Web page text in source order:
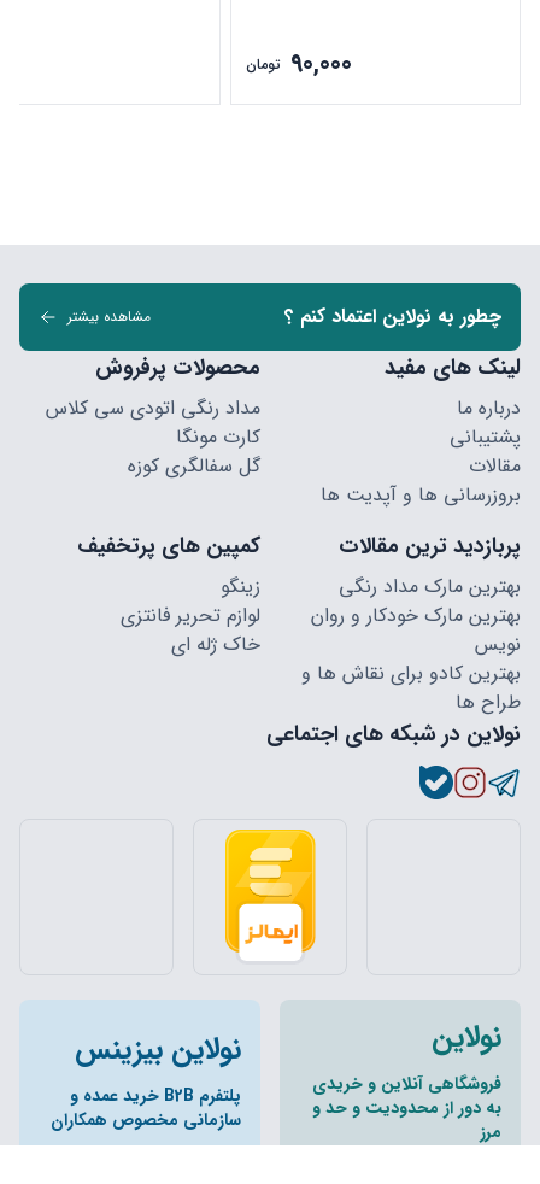
90,000 تومان
چطور به نولاین اعتماد کنم ؟ مشاهده بیشتر
لینک های مفید
درباره ما
پشتیبانی
مقالات
بروزرسانی ها و آپدیت ها
محصولات پرفروش
مداد رنگی اتودی سی کلاس
کارت مونگا
گل سفالگری کوزه
پربازدید ترین مقالات
بهترین مارک مداد رنگی
بهترین مارک خودکار و روان
نویس
بهترین کادو برای نقاش ها و
طراح ها
کمپین های پرتخفیف
زینگو
لوازم تحریر فانتزی
خاک ژله ای
نولاین در شبکه های اجتماعی
نولاین
فروشگاهی آنلاین و خریدی
به دور از محدودیت و حد و
مرز
نولاین بیزینس
پلتفرم B2B خرید عمده و
سازمانی مخصوص همکاران